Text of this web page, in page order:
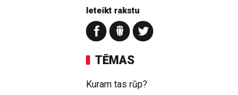
Ieteikt rakstu
TĒMAS
Kuram tas rūp?